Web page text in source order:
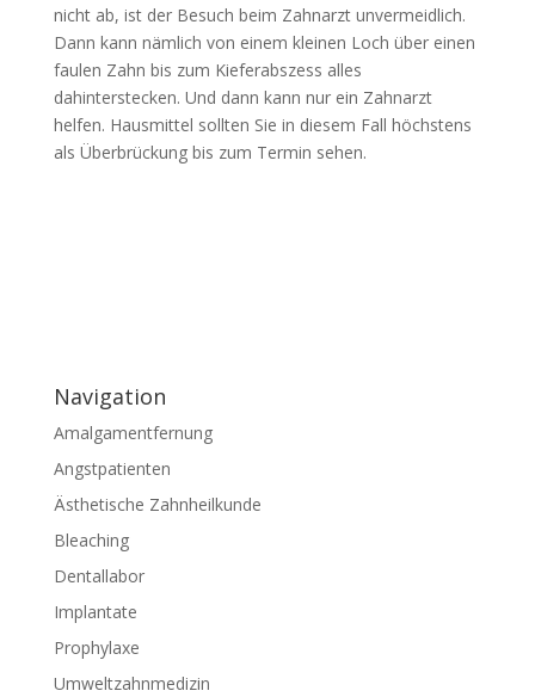
nicht ab, ist der Besuch beim Zahnarzt unvermeidlich.
Dann kann nämlich von einem kleinen Loch über einen
faulen Zahn bis zum Kieferabszess alles
dahinterstecken. Und dann kann nur ein Zahnarzt
helfen. Hausmittel sollten Sie in diesem Fall höchstens
als Überbrückung bis zum Termin sehen.
Navigation
Amalgamentfernung
Angstpatienten
Ästhetische Zahnheilkunde
Bleaching
Dentallabor
Implantate
Prophylaxe
Umweltzahnmedizin